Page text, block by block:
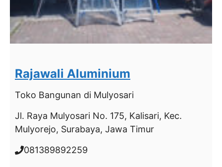
Rajawali Aluminium
Toko Bangunan di Mulyosari
Jl. Raya Mulyosari No. 175, Kalisari, Kec.
Mulyorejo, Surabaya, Jawa Timur
081389892259